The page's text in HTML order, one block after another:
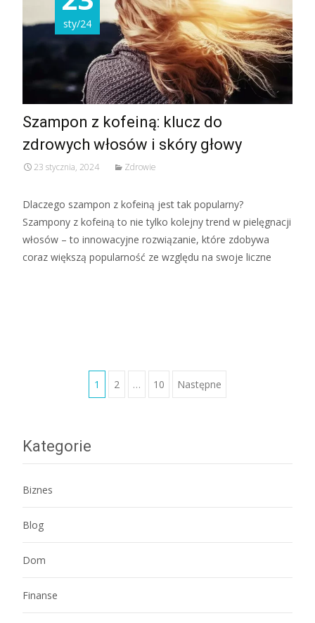
sty/24
Szampon z kofeiną: klucz do
zdrowych włosów i skóry głowy
23 stycznia, 2024 Zdrowie
Dlaczego szampon z kofeiną jest tak popularny?
Szampony z kofeiną to nie tylko kolejny trend w pielęgnacji
włosów – to innowacyjne rozwiązanie, które zdobywa
coraz większą popularność ze względu na swoje liczne
Stronicowanie
1 2 … 10 Następne
Kategorie
Biznes
Blog
Dom
Finanse